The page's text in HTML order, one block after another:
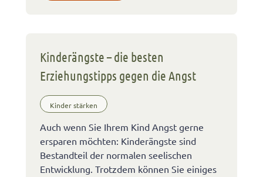
Kinderängste – die besten
Erziehungstipps gegen die Angst
Kinder stärken
Auch wenn Sie Ihrem Kind Angst gerne
ersparen möchten: Kinderängste sind
Bestandteil der normalen seelischen
Entwicklung. Trotzdem können Sie einiges